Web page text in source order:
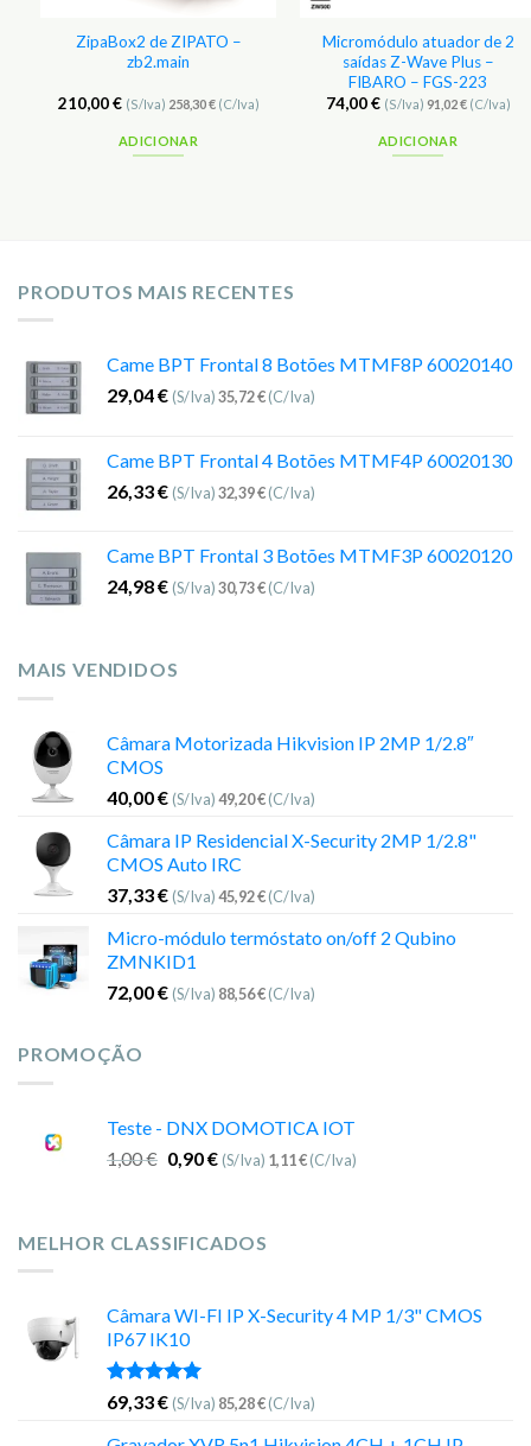
ZipaBox2 de ZIPATO –
zb2.main
210,00€ (S/Iva) 258,30€(C/Iva)
ADICIONAR
Micromódulo atuador de 2
saídas Z-Wave Plus –
FIBARO – FGS-223
74,00€ (S/Iva) 91,02€(C/Iva)
ADICIONAR
PRODUTOS MAIS RECENTES
Came BPT Frontal 8 Botões MTMF8P 60020140
29,04€ (S/Iva)35,72€(C/Iva)
Came BPT Frontal 4 Botões MTMF4P 60020130
26,33€ (S/Iva)32,39€(C/Iva)
Came BPT Frontal 3 Botões MTMF3P 60020120
24,98€ (S/Iva)30,73€(C/Iva)
MAIS VENDIDOS
Câmara Motorizada Hikvision IP 2MP 1/2.8″
CMOS
40,00€ (S/Iva)49,20€(C/Iva)
Câmara IP Residencial X-Security 2MP 1/2.8"
CMOS Auto IRC
37,33€ (S/Iva)45,92€(C/Iva)
Micro-módulo termóstato on/off 2 Qubino
ZMNKID1
72,00€ (S/Iva) 88,56€(C/Iva)
PROMOÇÃO
Teste - DNX DOMOTICA IOT
1,00€ 0,90€ (S/Iva) 1,11€(C/Iva)
MELHOR CLASSIFICADOS
Câmara WI-FI IP X-Security 4 MP 1/3" CMOS
IP67 IK10
Avaliação
5.00
de 5
69,33€ (S/Iva) 85,28€(C/Iva)